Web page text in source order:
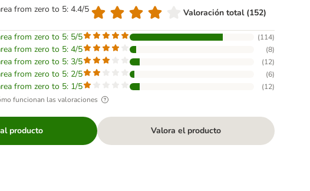
from zero to 5: 4.4/5 Valoración total (152)
from zero to 5: 5/5 (114)
from zero to 5: 4/5 (8)
from zero to 5: 3/5 (12)
from zero to 5: 2/5 (6)
from zero to 5: 1/5 (12)
funcionan las valoraciones
producto Valora el producto